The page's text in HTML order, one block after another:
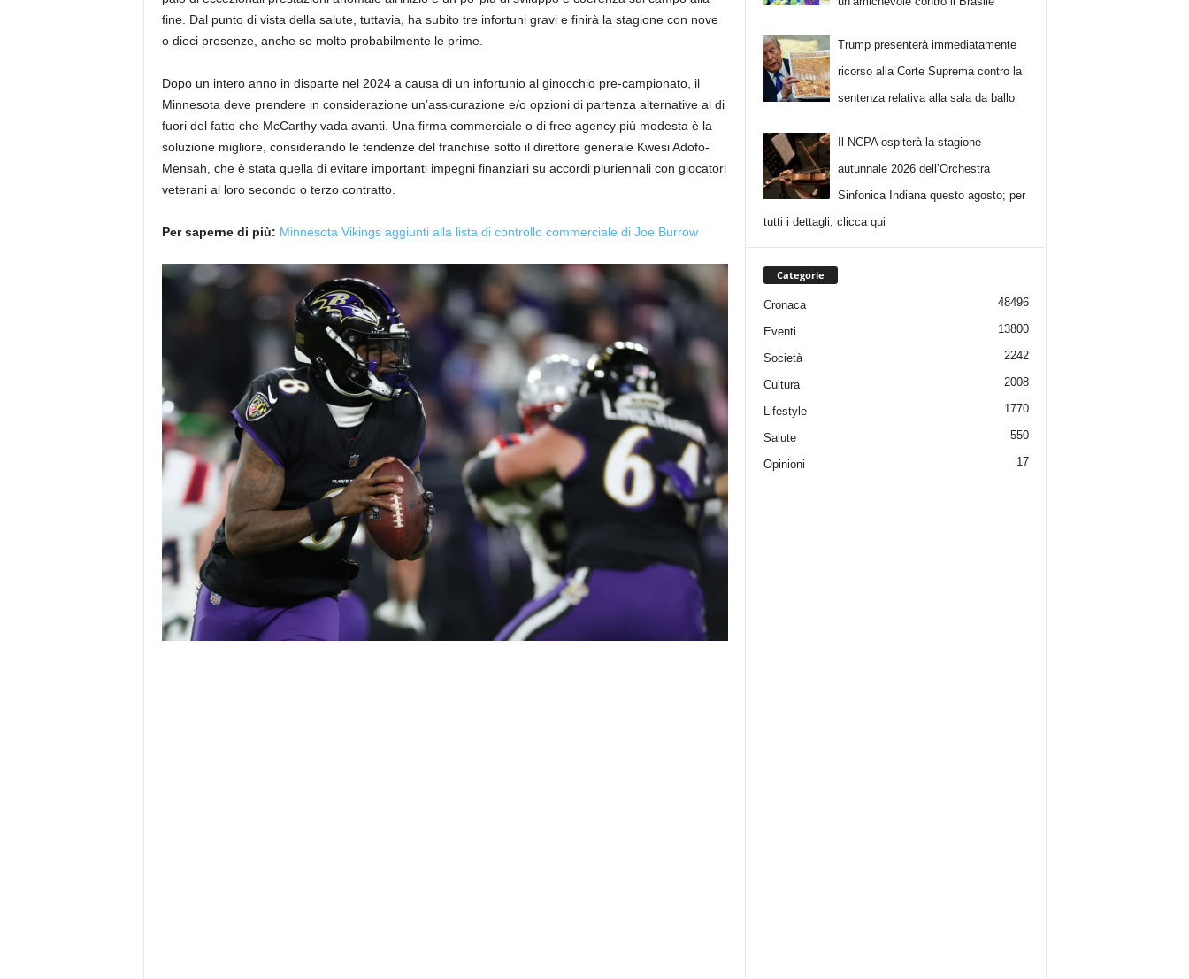
fine. Dal punto di vista della salute, tuttavia, ha subito tre infortuni gravi e finirà la stagione con nove
o dieci presenze, anche se molto probabilmente le prime.
Dopo un intero anno in disparte nel 2024 a causa di un infortunio al ginocchio pre-campionato, il
Minnesota deve prendere in considerazione un’assicurazione e/o opzioni di partenza alternative al di
fuori del fatto che McCarthy vada avanti. Una firma commerciale o di free agency più modesta è la
soluzione migliore, considerando le tendenze del franchise sotto il direttore generale Kwesi Adofo-
Mensah, che è stata quella di evitare importanti impegni finanziari su accordi pluriennali con giocatori
veterani al loro secondo o terzo contratto.
Per saperne di più: Minnesota Vikings aggiunti alla lista di controllo commerciale di Joe Burrow
Trump presenterà immediatamente
ricorso alla Corte Suprema contro la
sentenza relativa alla sala da ballo
Il NCPA ospiterà la stagione
autunnale 2026 dell’Orchestra
Sinfonica Indiana questo agosto; per
tutti i dettagli, clicca qui
Categorie
Cronaca 48496
Eventi 13800
Società 2242
Cultura 2008
Lifestyle 1770
Salute 550
Opinioni 17